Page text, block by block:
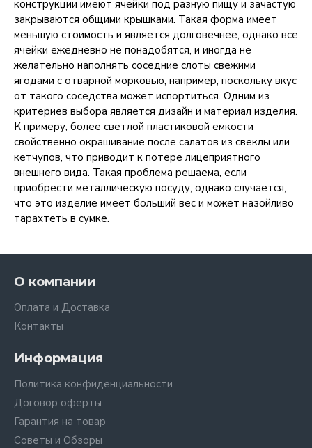
конструкции имеют ячейки под разную пищу и зачастую
закрываются общими крышками. Такая форма имеет
меньшую стоимость и является долговечнее, однако все
ячейки ежедневно не понадобятся, и иногда не
желательно наполнять соседние слоты свежими
ягодами с отварной морковью, например, поскольку вкус
от такого соседства может испортиться. Одним из
критериев выбора является дизайн и материал изделия.
К примеру, более светлой пластиковой емкости
свойственно окрашивание после салатов из свеклы или
кетчупов, что приводит к потере лицеприятного
внешнего вида. Такая проблема решаема, если
приобрести металлическую посуду, однако случается,
что это изделие имеет больший вес и может назойливо
тарахтеть в сумке.
О компании
Оплата и Доставка
Контакты
Информация
Политика конфиденциальности
Договор оферты
Гарантия на товар
Советы и Обзоры